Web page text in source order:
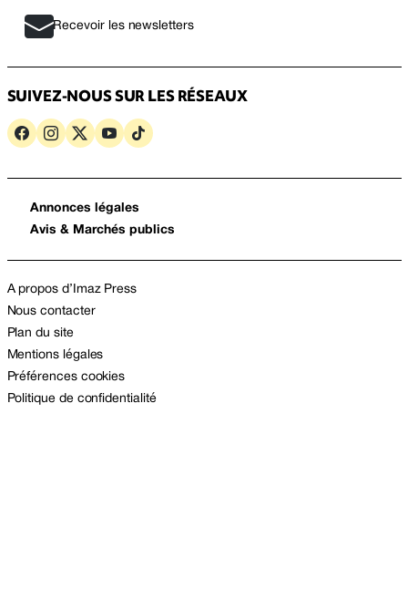
Recevoir les newsletters
SUIVEZ-NOUS SUR LES RÉSEAUX
Annonces légales
Avis & Marchés publics
A propos d’Imaz Press
Nous contacter
Plan du site
Mentions légales
Préférences cookies
Politique de confidentialité